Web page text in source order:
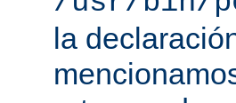
la